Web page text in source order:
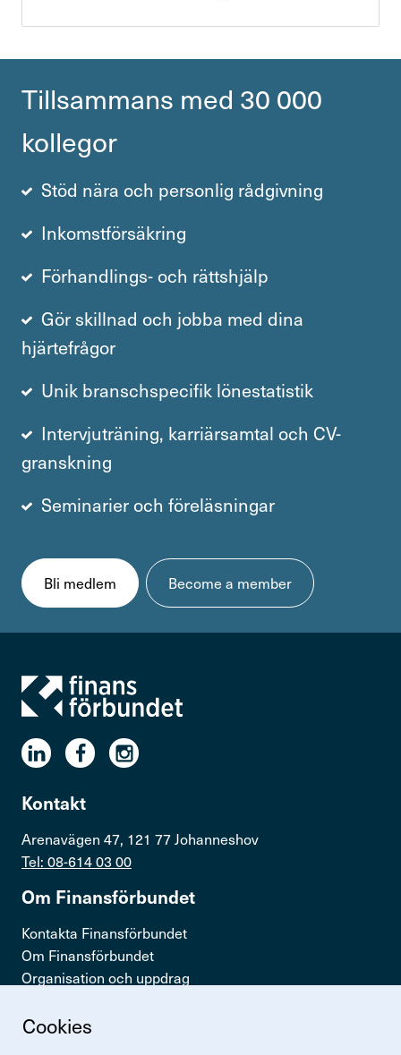
Cookies
Till­sam­mans med 30 000
kollegor
Stöd nära och personlig rådgivning
Inkomstförsäkring
Förhandlings- och rättshjälp
Gör skillnad och jobba med dina
hjärtefrågor
Unik branschspecifik lönestatistik
Intervjuträning, karriärsamtal och CV-
granskning
Seminarier och föreläsningar
Bli medlem Become a member
Kontakt
Arenavägen 47, 121 77 Johanneshov
Tel: 08-614 03 00
Om Finans­för­bundet
Kontakta Finansförbundet
Om Finansförbundet
Organisation och uppdrag
Snabb­länkar